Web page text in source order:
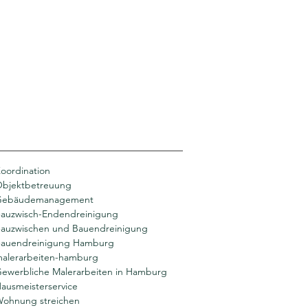
Endendreinigung
und Bauendreinigung
Hamburg
hamburg
Malerarbeiten in Hamburg
streichen